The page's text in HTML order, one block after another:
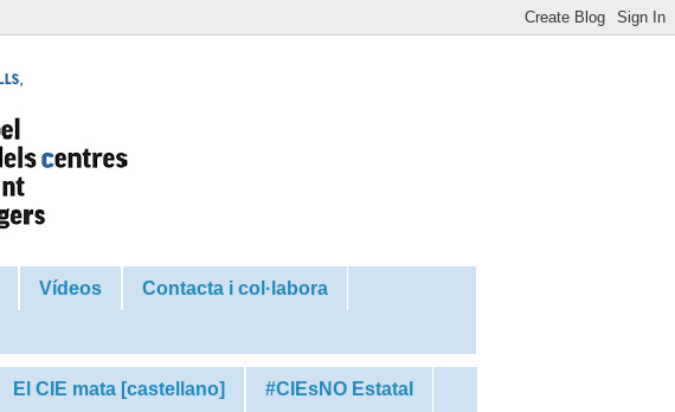
Vídeos Contacta i col·labora
El CIE mata [castellano] #CIEsNO Estatal